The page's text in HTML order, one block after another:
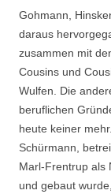
Gohmann,
daraus
zusammen mit
Cousins und
Wulfen. Die
beruflichen
heute keiner
Schürmann,
Marl-Frentrup als
und gebaut